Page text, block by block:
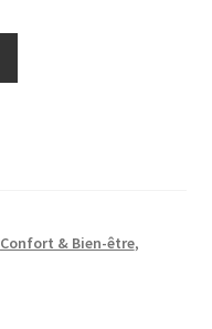
Confort & Bien-être,